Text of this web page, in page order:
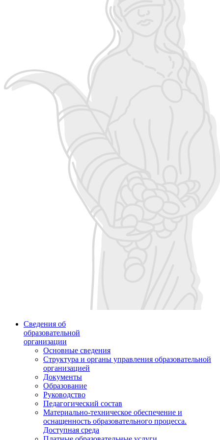
Сведения об
образовательной
организации
Основные сведения
Структура и органы управления образовательной
организацией
Документы
Образование
Руководство
Педагогический состав
Материально-техническое обеспечение и
оснащенность образовательного процесса.
Доступная среда